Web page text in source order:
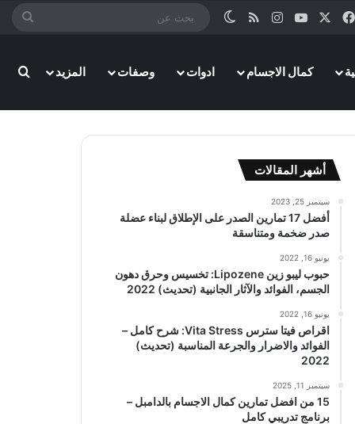
فيسبوك ‫YouTubeانستقرامملخص الموقع RSS
الوضع المظلم
بحث
كمال الاجسام ادوات وصفات المزيد
أشهر المقالات
سبتمبر 25, 2023
أفضل 17 تمارين الصدر على الإطلاق لبناء عضلة
صدر ضخمة ومتناسقة
يونيو 16, 2022
حبوب ليبو زين Lipozene: تخسيس وحرق دهون
الجسم، الفوائد والآثار الجانبية (تحديث) 2022
يونيو 16, 2022
اقراص فيتا سترس Vita Stress: شرح كامل –
الفوائد والاضرار والجرعة المناسبة (تحديث)
2022
سبتمبر 11, 2025
15 من افضل تمارين كمال الاجسام بالدامبل –
برنامج تدريبي كامل